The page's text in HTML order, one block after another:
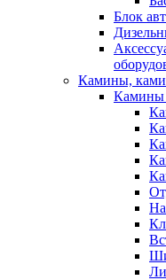
Блок
Камины,
Камины